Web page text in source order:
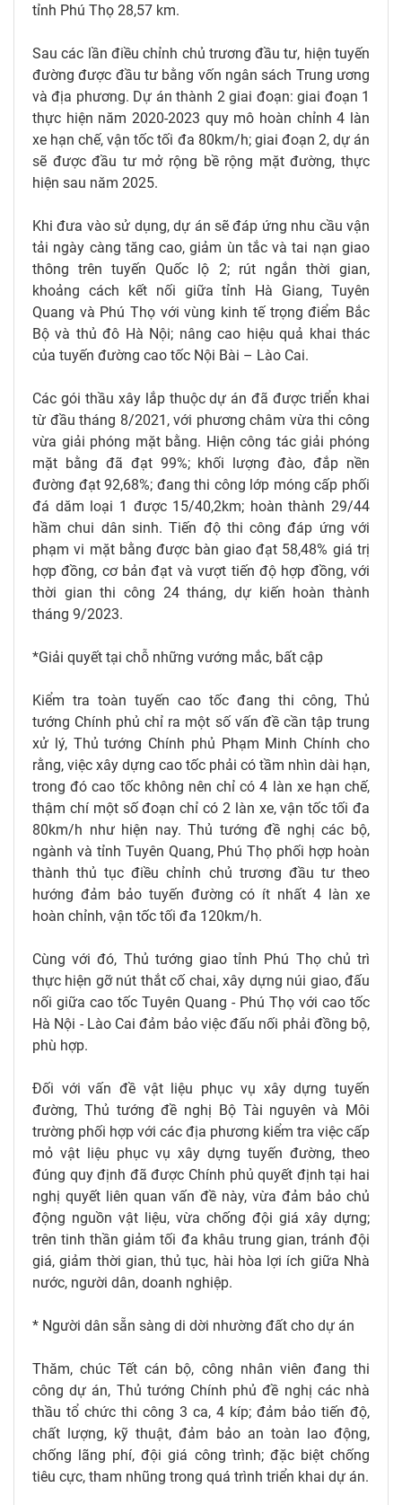
tỉnh Phú Thọ 28,57 km.
Sau các lần điều chỉnh chủ trương đầu tư, hiện tuyến
đường được đầu tư bằng vốn ngân sách Trung ương
và địa phương. Dự án thành 2 giai đoạn: giai đoạn 1
thực hiện năm 2020-2023 quy mô hoàn chỉnh 4 làn
xe hạn chế, vận tốc tối đa 80km/h; giai đoạn 2, dự án
sẽ được đầu tư mở rộng bề rộng mặt đường, thực
hiện sau năm 2025.
Khi đưa vào sử dụng, dự án sẽ đáp ứng nhu cầu vận
tải ngày càng tăng cao, giảm ùn tắc và tai nạn giao
thông trên tuyến Quốc lộ 2; rút ngắn thời gian,
khoảng cách kết nối giữa tỉnh Hà Giang, Tuyên
Quang và Phú Thọ với vùng kinh tế trọng điểm Bắc
Bộ và thủ đô Hà Nội; nâng cao hiệu quả khai thác
của tuyến đường cao tốc Nội Bài – Lào Cai.
Các gói thầu xây lắp thuộc dự án đã được triển khai
từ đầu tháng 8/2021, với phương châm vừa thi công
vừa giải phóng mặt bằng. Hiện công tác giải phóng
mặt bằng đã đạt 99%; khối lượng đào, đắp nền
đường đạt 92,68%; đang thi công lớp móng cấp phối
đá dăm loại 1 được 15/40,2km; hoàn thành 29/44
hầm chui dân sinh. Tiến độ thi công đáp ứng với
phạm vi mặt bằng được bàn giao đạt 58,48% giá trị
hợp đồng, cơ bản đạt và vượt tiến độ hợp đồng, với
thời gian thi công 24 tháng, dự kiến hoàn thành
tháng 9/2023.
*Giải quyết tại chỗ những vướng mắc, bất cập
Kiểm tra toàn tuyến cao tốc đang thi công, Thủ
tướng Chính phủ chỉ ra một số vấn đề cần tập trung
xử lý, Thủ tướng Chính phủ Phạm Minh Chính cho
rằng, việc xây dựng cao tốc phải có tầm nhìn dài hạn,
trong đó cao tốc không nên chỉ có 4 làn xe hạn chế,
thậm chí một số đoạn chỉ có 2 làn xe, vận tốc tối đa
80km/h như hiện nay. Thủ tướng đề nghị các bộ,
ngành và tỉnh Tuyên Quang, Phú Thọ phối hợp hoàn
thành thủ tục điều chỉnh chủ trương đầu tư theo
hướng đảm bảo tuyến đường có ít nhất 4 làn xe
hoàn chỉnh, vận tốc tối đa 120km/h.
Cùng với đó, Thủ tướng giao tỉnh Phú Thọ chủ trì
thực hiện gỡ nút thắt cố chai, xây dựng núi giao, đấu
nối giữa cao tốc Tuyên Quang - Phú Thọ với cao tốc
Hà Nội - Lào Cai đảm bảo việc đấu nối phải đồng bộ,
phù hợp.
Đối với vấn đề vật liệu phục vụ xây dựng tuyến
đường, Thủ tướng đề nghị Bộ Tài nguyên và Môi
trường phối hợp với các địa phương kiểm tra việc cấp
mỏ vật liệu phục vụ xây dựng tuyến đường, theo
đúng quy định đã được Chính phủ quyết định tại hai
nghị quyết liên quan vấn đề này, vừa đảm bảo chủ
động nguồn vật liệu, vừa chống đội giá xây dựng;
trên tinh thần giảm tối đa khâu trung gian, tránh đội
giá, giảm thời gian, thủ tục, hài hòa lợi ích giữa Nhà
nước, người dân, doanh nghiệp.
* Người dân sẵn sàng di dời nhường đất cho dự án
Thăm, chúc Tết cán bộ, công nhân viên đang thi
công dự án, Thủ tướng Chính phủ đề nghị các nhà
thầu tổ chức thi công 3 ca, 4 kíp; đảm bảo tiến độ,
chất lượng, kỹ thuật, đảm bảo an toàn lao động,
chống lãng phí, đội giá công trình; đặc biệt chống
tiêu cực, tham nhũng trong quá trình triển khai dự án.